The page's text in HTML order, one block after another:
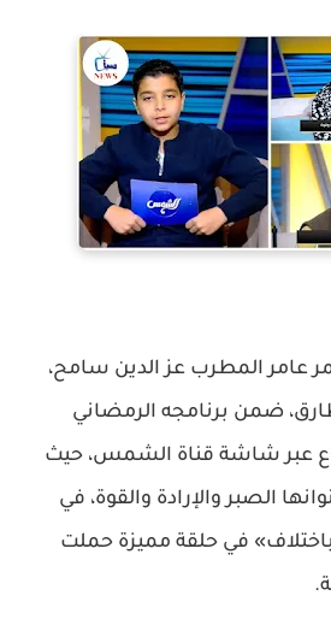
عامر المطرب عز الدين سامح،
ضمن برنامجه الرمضاني
عبر شاشة قناة الشمس، حيث
الصبر والإرادة والقوة، في
في حلقة مميزة حملت